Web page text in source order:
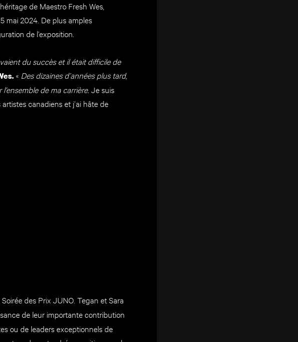
de Maestro Fresh Wes,
mai 2024. De plus amples
de l’exposition.
du succès et il était difficile de
« Des dizaines d’années plus tard,
de ma carrière. Je suis
canadiens et j’ai hâte de
des Prix JUNO. Tegan et Sara
de leur importante contribution
ou de leaders exceptionnels de